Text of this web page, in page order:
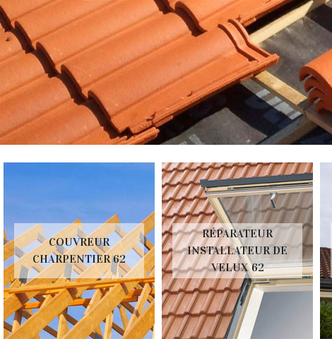
COUVREUR
CHARPENTIER 62
RÉPARATEUR
INSTALLATEUR DE
VELUX 62